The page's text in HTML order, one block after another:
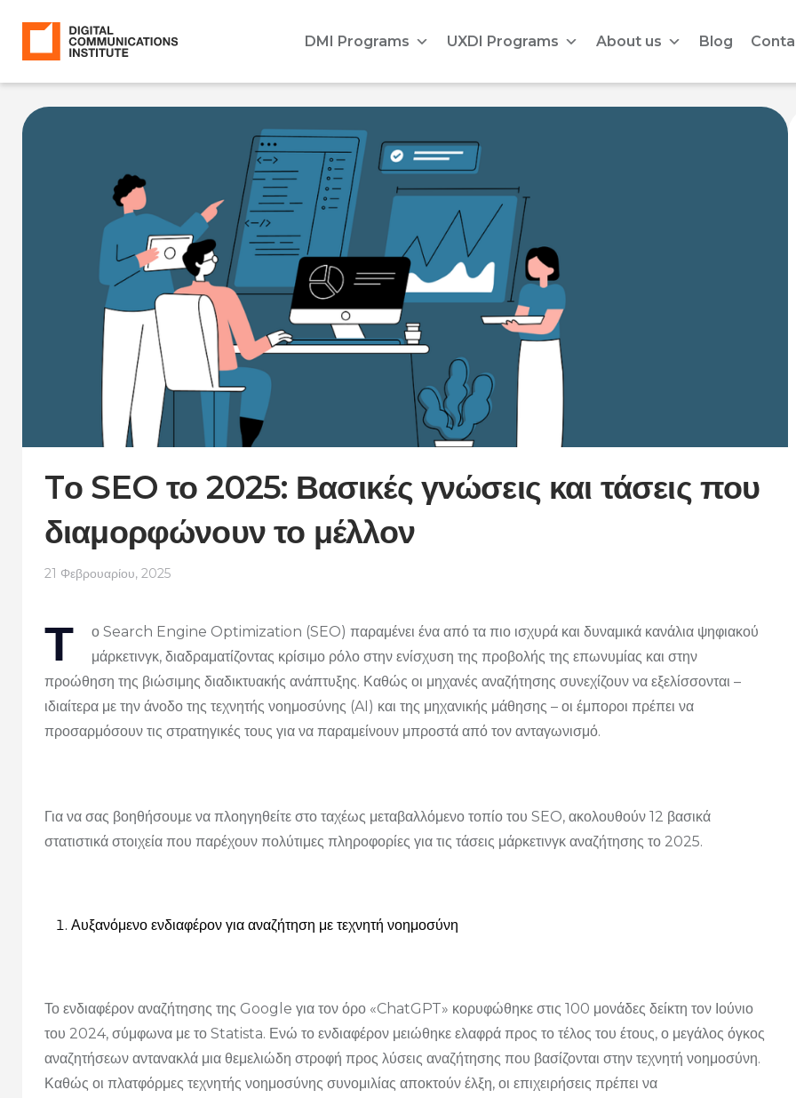
DMI Programs UXDI Programs About us Blog
Tο SEO το 2025: Βασικές γνώσεις και τάσεις που
διαμορφώνουν το μέλλον
21 Φεβρουαρίου, 2025
Τ
ο Search Engine Optimization (SEO) παραμένει ένα από τα πιο ισχυρά και δυναμικά κανάλια ψηφιακού
μάρκετινγκ, διαδραματίζοντας κρίσιμο ρόλο στην ενίσχυση της προβολής της επωνυμίας και στην
προώθηση της βιώσιμης διαδικτυακής ανάπτυξης. Καθώς οι μηχανές αναζήτησης συνεχίζουν να εξελίσσονται –
ιδιαίτερα με την άνοδο της τεχνητής νοημοσύνης (AI) και της μηχανικής μάθησης – οι έμποροι πρέπει να
προσαρμόσουν τις στρατηγικές τους για να παραμείνουν μπροστά από τον ανταγωνισμό.
Για να σας βοηθήσουμε να πλοηγηθείτε στο ταχέως μεταβαλλόμενο τοπίο του SEO, ακολουθούν 12 βασικά
στατιστικά στοιχεία που παρέχουν πολύτιμες πληροφορίες για τις τάσεις μάρκετινγκ αναζήτησης το 2025.
Αυξανόμενο ενδιαφέρον για αναζήτηση με τεχνητή νοημοσύνη
Το ενδιαφέρον αναζήτησης της Google για τον όρο «ChatGPT» κορυφώθηκε στις 100 μονάδες δείκτη τον Ιούνιο
του 2024, σύμφωνα με το Statista. Ενώ το ενδιαφέρον μειώθηκε ελαφρά προς το τέλος του έτους, ο μεγάλος όγκος
αναζητήσεων αντανακλά μια θεμελιώδη στροφή προς λύσεις αναζήτησης που βασίζονται στην τεχνητή νοημοσύνη.
Καθώς οι πλατφόρμες τεχνητής νοημοσύνης συνομιλίας αποκτούν έλξη, οι επιχειρήσεις πρέπει να